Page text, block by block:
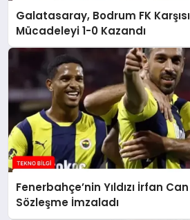
Galatasaray, Bodrum FK
Mücadeleyi 1-0 Kazandı
Fenerbahçe’nin Yıldızı İrfan
Sözleşme İmzaladı